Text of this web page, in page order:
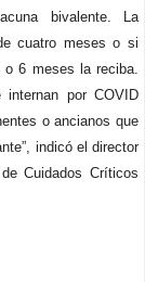
bivalente. La
cuatro meses o si
o 6 meses la reciba.
por COVID
o ancianos que
indicó el director
Cuidados Críticos